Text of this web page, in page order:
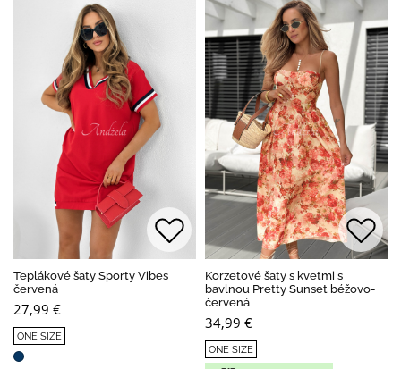
Teplákové šaty Sporty Vibes
červená
27,99 €
ONE SIZE
Korzetové šaty s kvetmi s
bavlnou Pretty Sunset béžovo-
červená
34,99 €
ONE SIZE